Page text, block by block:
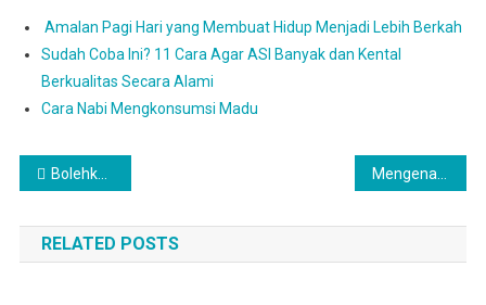
Amalan Pagi Hari yang Membuat Hidup Menjadi Lebih Berkah
Sudah Coba Ini? 11 Cara Agar ASI Banyak dan Kental
Berkualitas Secara Alami
Cara Nabi Mengkonsumsi Madu
Navigasi
pos
Bolehkah Mencampur ASI dengan Susu Formula? Mengenal Madu Kaliandra
RELATED POSTS